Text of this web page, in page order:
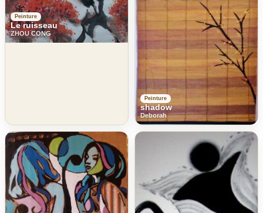
Peinture
Le ruisseau
ZHOU CONG
Peinture
shadow
Deborah